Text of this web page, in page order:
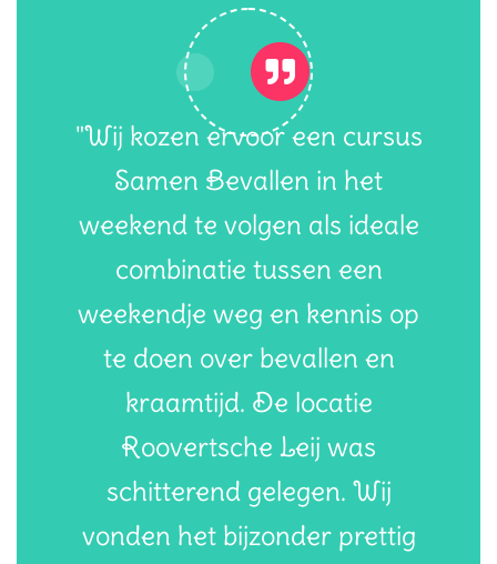
"Wij kozen ervoor een cursus
Samen Bevallen in het
weekend te volgen als ideale
combinatie tussen een
weekendje weg en kennis op
te doen over bevallen en
kraamtijd. De locatie
Roovertsche Leij was
schitterend gelegen. Wij
vonden het bijzonder prettig